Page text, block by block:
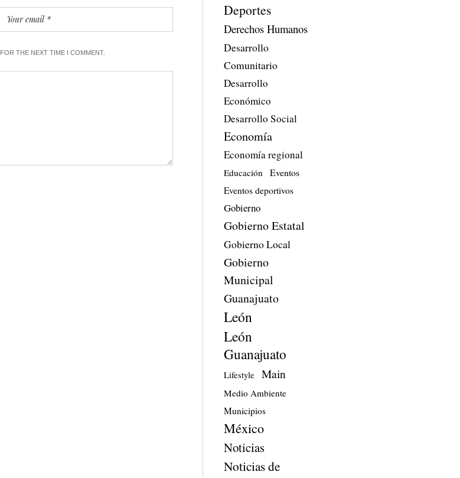
THE NEXT TIME I COMMENT.
Deportes
Derechos Humanos
Desarrollo
Comunitario
Desarrollo
Económico
Desarrollo Social
Economía
Economía regional
Educación Eventos
Eventos deportivos
Gobierno
Gobierno Estatal
Gobierno Local
Gobierno
Municipal
Guanajuato
León
León
Guanajuato
Lifestyle Main
Medio Ambiente
Municipios
México
Noticias
Noticias de